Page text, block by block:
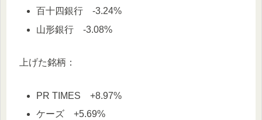
百十四銀行 -3.24%
山形銀行 -3.08%
上げた銘柄：
PR TIMES +8.97%
ケーズ +5.69%